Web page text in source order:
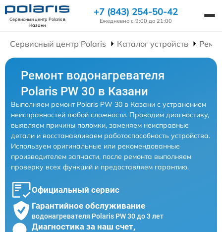
Сервисный центр Polarisв
Казани
+7 (843) 254-50-42
Ежедневно с 9:00 до 21:00
Сервисный центр Polaris Каталог устройств
Ремонт водонагревателя
Polaris PW 30 в Казани
Выполняем ремонт Polaris PW 30 в Казани с устранением
неисправностей любой сложности. Проводим диагностику,
выявляем причины поломки, заменяем неисправные
детали и восстанавливаем работоспособность устройства.
Используем оригинальные или рекомендованные
производителем запчасти, после ремонта выполняем
проверку всех функций и предоставляем гарантию.
Официальный сервис
Гарантийное обслуживание
водонагревателя Polaris PW 30 до 3 лет
Диагностика за наш счет,